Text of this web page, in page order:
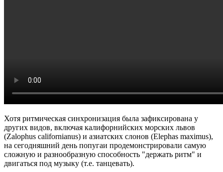
Хотя ритмическая синхронизация была зафиксирована у
других видов, включая калифорнийских морских львов
(Zalophus californianus) и азиатских слонов (Elephas maximus),
на сегодняшний день попугаи продемонстрировали самую
сложную и разнообразную способность "держать ритм" и
двигаться под музыку (т.е. танцевать).